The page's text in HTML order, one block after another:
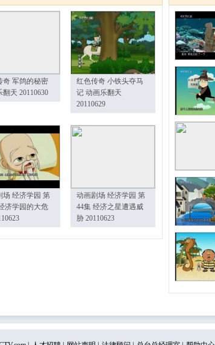
奇 军鸽的秘密
翻天 20110630
红色传奇 小铁头夺马
记 动画乐翻天
20110629
场 经济学园 第
济学园的大危
动画剧场 经济学园 第
44集 经济之星遭遇威
胁 20110623